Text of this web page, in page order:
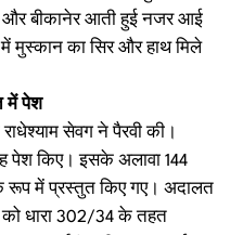
और बीकानेर आती हुई नजर आई
मुस्कान का सिर और हाथ मिले
में पेश
सेवग ने पैरवी की।
पेश किए। इसके अलावा 144
रूप में प्रस्तुत किए गए। अदालत
को धारा 302/34 के तहत